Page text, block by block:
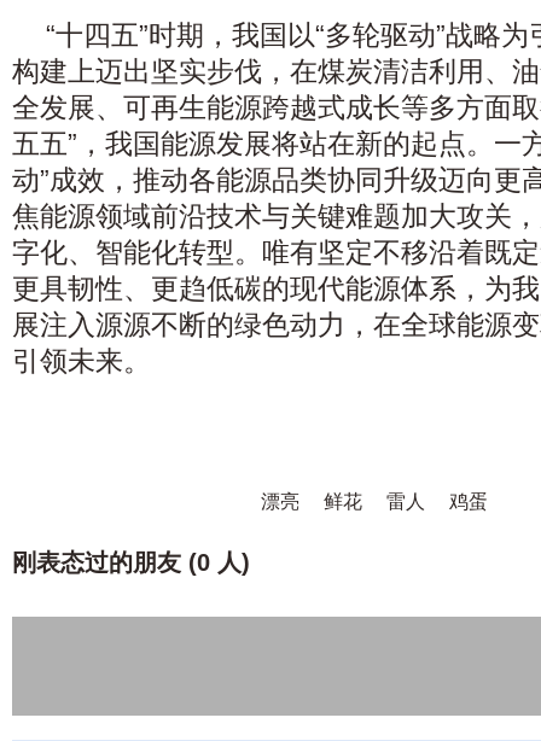
“十四五”时期，我国以“多轮驱动”战略
构建上迈出坚实步伐，在煤炭清洁利用、
全发展、可再生能源跨越式成长等多方面
五五”，我国能源发展将站在新的起点。一
动”成效，推动各能源品类协同升级迈向更
焦能源领域前沿技术与关键难题加大攻关
字化、智能化转型。唯有坚定不移沿着既
更具韧性、更趋低碳的现代能源体系，为
展注入源源不断的绿色动力，在全球能源
引领未来。
漂亮 鲜花 雷人 鸡蛋
刚表态过的朋友 (0 人)